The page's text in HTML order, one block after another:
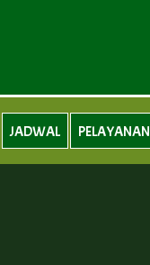
JADWAL PELAYANAN